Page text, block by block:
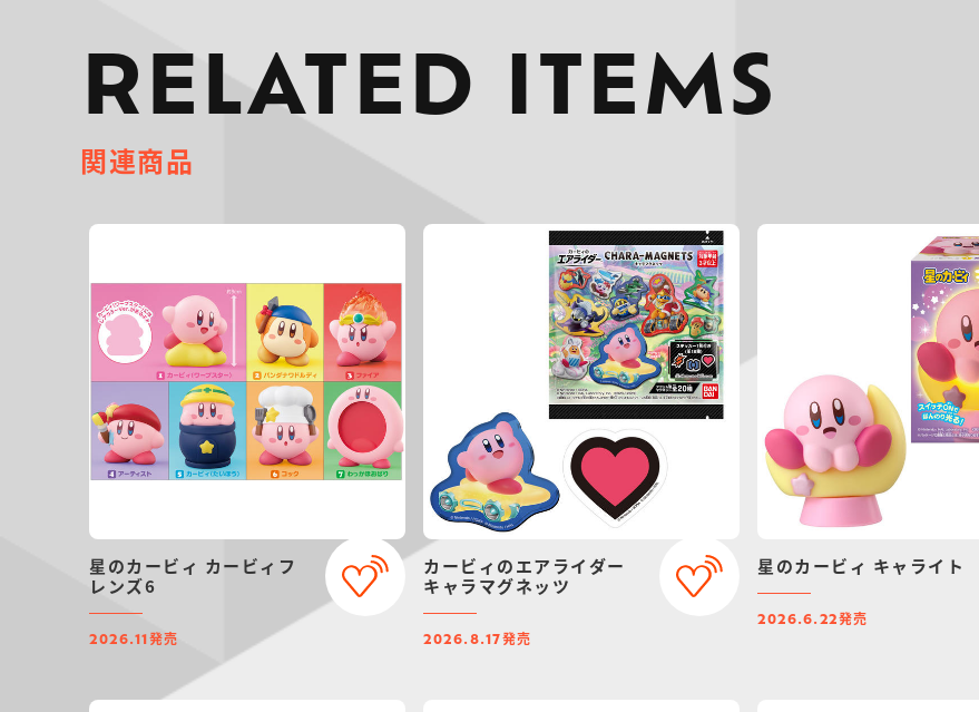
RELATED ITEMS
関連商品
星のカービィ カービィフ
レンズ6
2026.11 発売
カービィのエアライダー
キャラマグネッツ
2026.8.17 発売
星のカービィ キャライト
2026.6.22発売